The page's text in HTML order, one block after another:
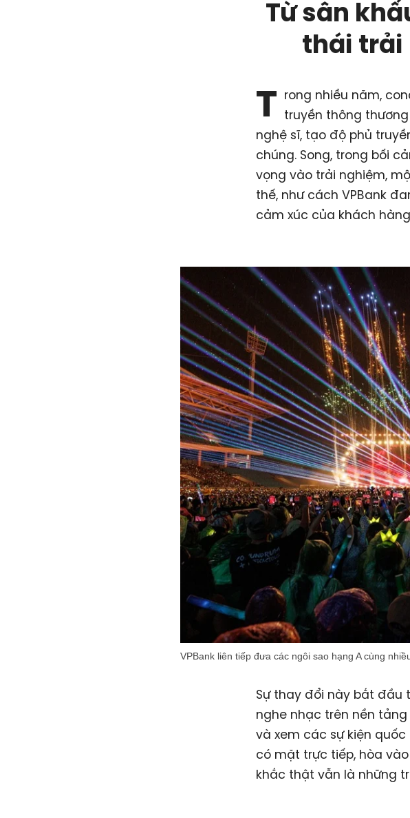
Từ sân
thái trải
T rong nhiều năm,
truyền thông
nghệ sĩ, tạo độ phủ
chúng. Song, trong bối
vọng vào trải nghiệm,
thế, như cách VPBank
cảm xúc của khách
VPBank liên tiếp đưa các ngôi sao hạng A cùng
Sự thay đổi này bắt đầu
nghe nhạc trên nền
và xem các sự kiện
có mặt trực tiếp, hòa
khắc thật vẫn là những